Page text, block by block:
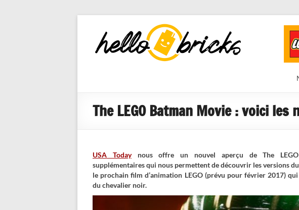
HelloBricks
Blog LEGO,
nouveaut�s
The LEGO Batman Movie : voici
USA Todaynous offre un nouvel aperçu de The LEGO
supplémentaires qui nous permettent de découvrir les versions
le prochain film d’animation LEGO (prévu pour février 2017)
du chevalier noir.